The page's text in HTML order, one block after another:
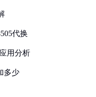
代换
用分析
多少